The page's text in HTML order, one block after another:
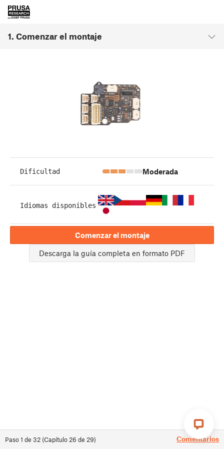
1. Comenzar el montaje
Paso1 de 32 (Capítulo 26 de 29) Comentarios
Dificultad Moderada
Idiomas disponibles
Comenzar el montaje
Descarga la guía completa en formato PDF